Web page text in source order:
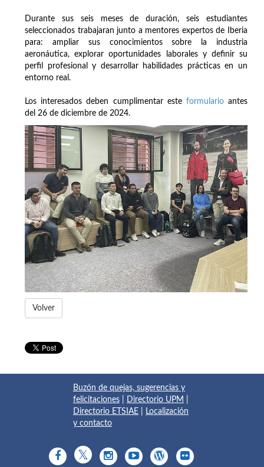
Durante sus seis meses de duración, seis estudiantes
seleccionados trabajaran junto a mentores expertos de Iberia
para: ampliar sus conocimientos sobre la industria
aeronáutica, explorar oportunidades laborales y definir su
perfil profesional y desarrollar habilidades prácticas en un
entorno real.
Los interesados deben cumplimentar este formularioantes
del 26 de diciembre de 2024.
Volver
Buzón de quejas, sugerencias y
felicitaciones
Directorio UPM
Directorio ETSIAE
Localización
y contacto